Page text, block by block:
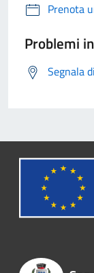
Prenota
Problemi
Segnala